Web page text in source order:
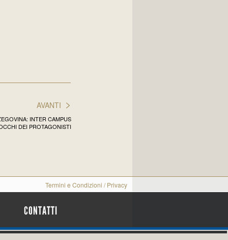
>
AVANTI
INTER CAMPUS
DEI PROTAGONISTI
Termini e Condizioni /Privacy
CONTATTI